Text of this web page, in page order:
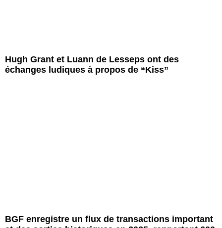
Hugh Grant et Luann de Lesseps ont des
échanges ludiques à propos de “Kiss”
BGF enregistre un flux de transactions important